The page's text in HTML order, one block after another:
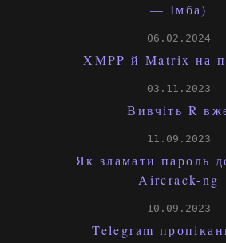
— Імба)
06.02.2024
XMPP й Matrix на
03.11.2023
Вивчіть R
11.09.2023
Як зламати пароль
Aircrack-ng
10.09.2023
Telegram